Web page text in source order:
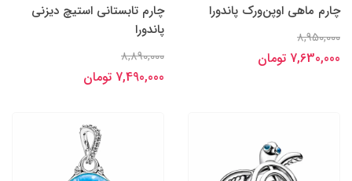
چارم ماهی اوپن‌ورک پاندورا
8,950,000
7,630,000 تومان
چارم تابستانی استیچ دیزنی
پاندورا
8,890,000
7,490,000 تومان